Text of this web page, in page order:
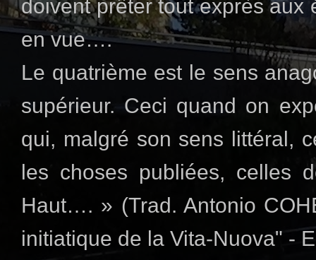
doivent prêter tout exprès aux
en vue….
Le quatrième est le sens
supérieur. Ceci quand on
qui, malgré son sens littéral,
les choses publiées, celles
Haut…. » (Trad. Antonio
initiatique de la Vita-Nuova" -